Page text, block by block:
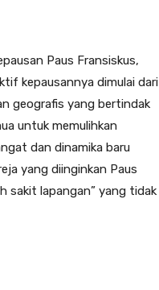
Paus Fransiskus,
kepausannya dimulai dari
geografis yang bertindak
untuk memulihkan
dan dinamika baru
yang diinginkan Paus
sakit lapangan” yang tidak